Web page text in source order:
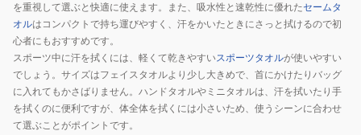
ェ
ッ
カ
ー
フ
ラ
ッ
を重視して選ぶと快適に使えます。また、吸水性と速乾性に優れたセームタ
オルはコンパクトで持ち運びやすく、汗をかいたときにさっと拭けるので初
心者にもおすすめです。
スポーツ中に汗を拭くには、軽くて乾きやすいスポーツタオルが使いやすい
でしょう。サイズはフェイスタオルより少し大きめで、首にかけたりバッグ
に入れてもかさばりません。ハンドタオルやミニタオルは、汗を拭いたり手
を拭くのに便利ですが、体全体を拭くには小さいため、使うシーンに合わせ
て選ぶことがポイントです。